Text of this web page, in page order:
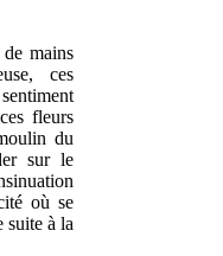
mains
ces
fleurs
du
sur le
où se
suite à la